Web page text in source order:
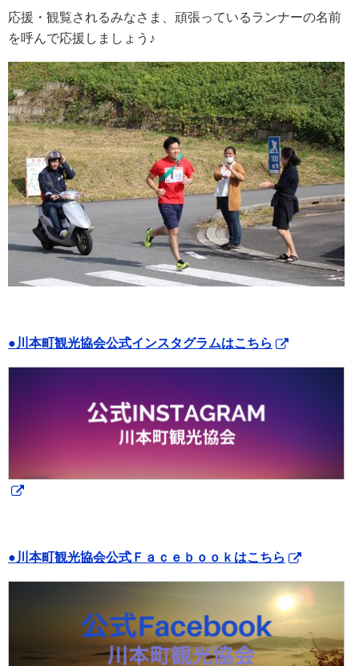
応援・観覧されるみなさま、頑張っているランナーの名前
を呼んで応援しましょう♪
●川本町観光協会公式インスタグラムはこちら
●川本町観光協会公式Ｆａｃｅｂｏｏｋはこちら